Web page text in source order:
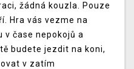
žádná kouzla. Pouze
Hra vás vezme na
v čase nepokojů a
budete jezdit na koni,
v zatím